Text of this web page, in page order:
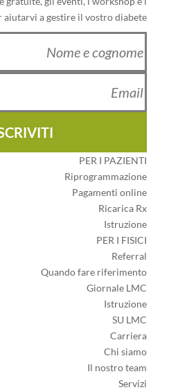
aiutarvi a gestire il vostro diabete!
PER I PAZIENTI
Riprogrammazione
Pagamenti online
Ricarica Rx
Istruzione
PER I FISICI
Referral
Quando fare riferimento
Giornale LMC
Istruzione
SU LMC
Carriera
Chi siamo
Il nostro team
Servizi